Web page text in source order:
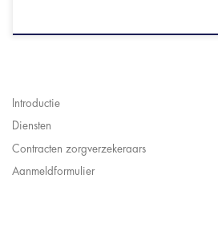
Introductie
Diensten
Contracten zorgverzekeraars
Aanmeldformulier